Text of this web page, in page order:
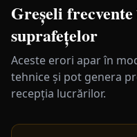
Greșeli
suprafețelor
Aceste erori apar în
tehnice și pot genera
recepția lucrărilor.